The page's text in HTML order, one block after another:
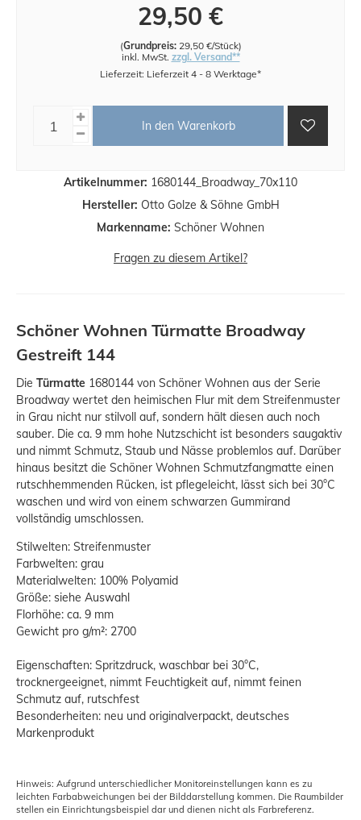
Artikelnummer: 1680144_Broadway_70x110
Hersteller: Otto Golze & Söhne GmbH
Markenname: Schöner Wohnen
29,50 €
(Grundpreis: 29,50 €/Stück)
inkl. MwSt. zzgl. Versand**
Lieferzeit: Lieferzeit 4 - 8 Werktage*
In den Warenkorb
Fragen zu diesem Artikel?
Schöner Wohnen Türmatte Broadway
Gestreift 144
Die Türmatte 1680144 von Schöner Wohnen aus der Serie
Broadway wertet den heimischen Flur mit dem Streifenmuster
in Grau nicht nur stilvoll auf, sondern hält diesen auch noch
sauber. Die ca. 9 mm hohe Nutzschicht ist besonders saugaktiv
und nimmt Schmutz, Staub und Nässe problemlos auf. Darüber
hinaus besitzt die Schöner Wohnen Schmutzfangmatte einen
rutschhemmenden Rücken, ist pflegeleicht, lässt sich bei 30°C
waschen und wird von einem schwarzen Gummirand
vollständig umschlossen.
Stilwelten: Streifenmuster
Farbwelten: grau
Materialwelten: 100% Polyamid
Größe: siehe Auswahl
Florhöhe: ca. 9 mm
Gewicht pro g/m²: 2700
Eigenschaften: Spritzdruck, waschbar bei 30°C,
trocknergeeignet, nimmt Feuchtigkeit auf, nimmt feinen
Schmutz auf, rutschfest
Besonderheiten: neu und originalverpackt, deutsches
Markenprodukt
Hinweis: Aufgrund unterschiedlicher Monitoreinstellungen kann es zu
leichten Farbabweichungen bei der Bilddarstellung kommen. Die Raumbilder
stellen ein Einrichtungsbeispiel dar und dienen nicht als Farbreferenz.